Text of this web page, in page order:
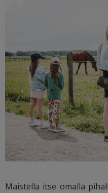
Maistella itse omalla